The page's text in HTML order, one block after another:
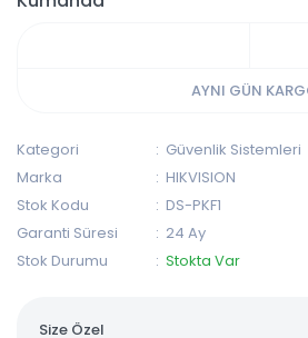
AYNI GÜN
Kategori
Güvenlik Sistemleri
Marka
HIKVISION
Stok Kodu
DS-PKF1
Garanti Süresi
24 Ay
Stok Durumu
Stokta Var
Size Özel